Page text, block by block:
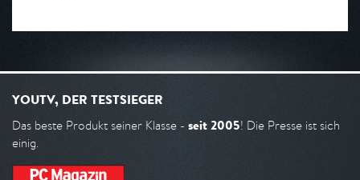
YOUTV, DER TESTSIEGER
Das beste Produkt seiner Klasse - seit 2005! Die Presse ist sich
einig.